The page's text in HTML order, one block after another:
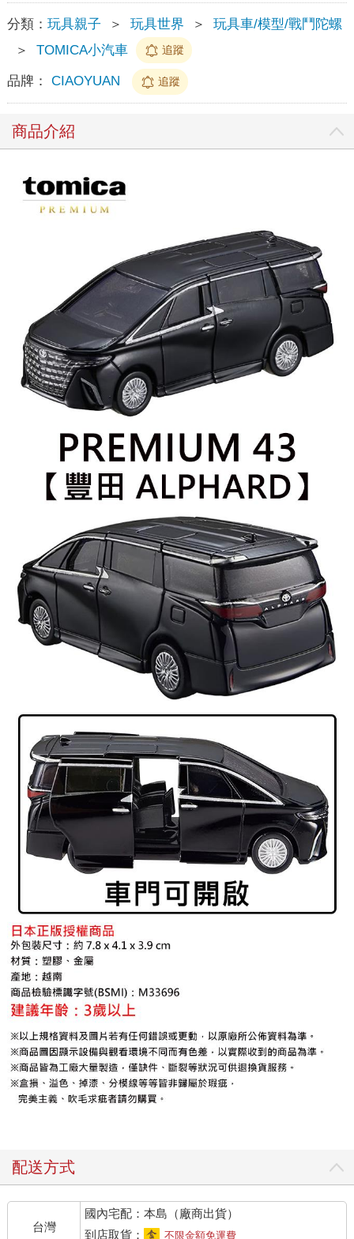
分類： 玩具親子 ＞ 玩具世界 ＞
玩具車/模型/戰鬥陀螺
＞
TOMICA小汽車 追蹤
品牌： CIAOYUAN 追蹤
商品介紹
配送方式
台灣
國內宅配：本島（廠商出貨）
到店取貨：
不限金額免運費